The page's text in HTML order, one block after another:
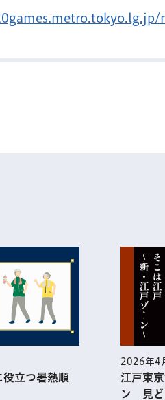
東京博物館リニューアルオープ